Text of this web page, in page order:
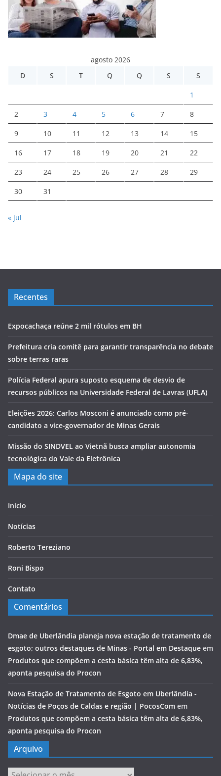
agosto 2026
D
S T Q Q S S
1
2 3 4 5 6 7 8
9 10 11 12 13 14 15
16 17 18 19 20 21 22
23 24 25 26 27 28 29
30 31
« jul
Recentes
Expocachaça reúne 2 mil rótulos em BH
Prefeitura cria comitê para garantir transparência no debate
sobre terras raras
Polícia Federal apura suposto esquema de desvio de
recursos públicos na Universidade Federal de Lavras (UFLA)
Eleições 2026: Carlos Mosconi é anunciado como pré-
candidato a vice-governador de Minas Gerais
Missão do SINDVEL ao Vietnã busca ampliar autonomia
tecnológica do Vale da Eletrônica
Mapa do site
Início
Notícias
Roberto Tereziano
Roni Bispo
Contato
Comentários
Dmae de Uberlândia planeja nova estação de tratamento de
esgoto; outros destaques de Minas - Portal em Destaque em
Produtos que compõem a cesta básica têm alta de 6,83%,
aponta pesquisa do Procon
Nova Estação de Tratamento de Esgoto em Uberlândia -
Notícias de Poços de Caldas e região | PocosCom em
Produtos que compõem a cesta básica têm alta de 6,83%,
aponta pesquisa do Procon
Arquivo
Arquivo